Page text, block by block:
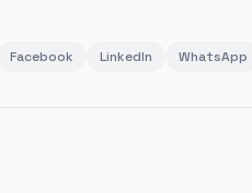
Facebook LinkedIn WhatsApp